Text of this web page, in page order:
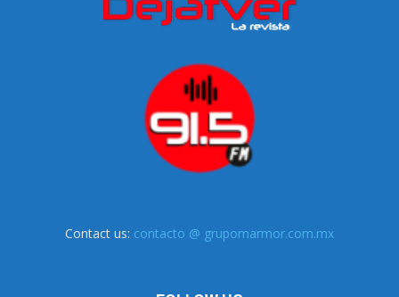
Contact us: contacto @ grupomarmor.com.mx